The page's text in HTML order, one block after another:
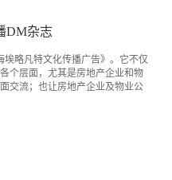
DM杂志
埃略凡特文化传播广告》。它不仅
个层面，尤其是房地产企业和物
交流；也让房地产企业及物业公